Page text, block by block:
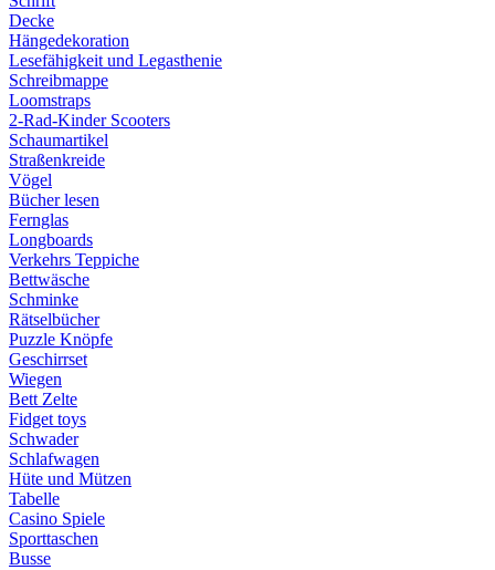
Decke
Hängedekoration
Lesefähigkeit und Legasthenie
Schreibmappe
Loomstraps
2-Rad-Kinder Scooters
Schaumartikel
Straßenkreide
Vögel
Bücher lesen
Fernglas
Longboards
Verkehrs Teppiche
Bettwäsche
Schminke
Rätselbücher
Puzzle Knöpfe
Geschirrset
Wiegen
Bett Zelte
Fidget toys
Schwader
Schlafwagen
Hüte und Mützen
Tabelle
Casino Spiele
Sporttaschen
Busse